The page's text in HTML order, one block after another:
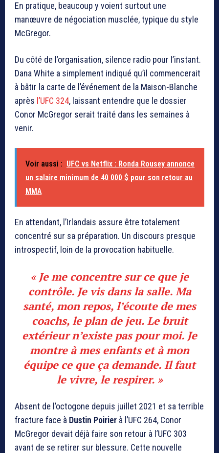
En pratique, beaucoup y voient surtout une
manœuvre de négociation musclée, typique du style
McGregor.
Du côté de l’organisation, silence radio pour l’instant.
Dana White a simplement indiqué qu’il commencerait
à bâtir la carte de l’événement de la Maison-Blanche
après l’UFC 324, laissant entendre que le dossier
Conor McGregor serait traité dans les semaines à
venir.
Voir aussi : UFC vs Netflix : Ronda Rousey annonce
un salaire minimum de 40 000 $ pour son retour au
MMA
En attendant, l’Irlandais assure être totalement
concentré sur sa préparation. Un discours presque
introspectif, loin de la provocation habituelle.
« Je me concentre sur ce que je
contrôle. Je vis dans la salle. Ma
santé, mon repos, l’écoute de mes
coachs, le plan de jeu. Le bruit
extérieur n’existe pas pour moi. Je
montre à mes enfants et à mon
équipe ce que ça demande. Il faut
le vivre, le respirer. »
Absent de l’octogone depuis juillet 2021 et sa terrible
fracture face à Dustin Poirier à l’UFC 264, Conor
McGregor devait déjà faire son retour à l’UFC 303
avant de se retirer sur blessure. Cette nouvelle